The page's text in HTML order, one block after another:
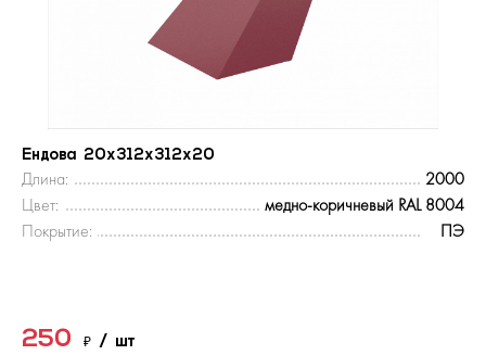
Ендова 20х312х312х20
Длина:
2000
Цвет:
медно-коричневый RAL 8004
Покрытие:
ПЭ
250 ₽ / шт